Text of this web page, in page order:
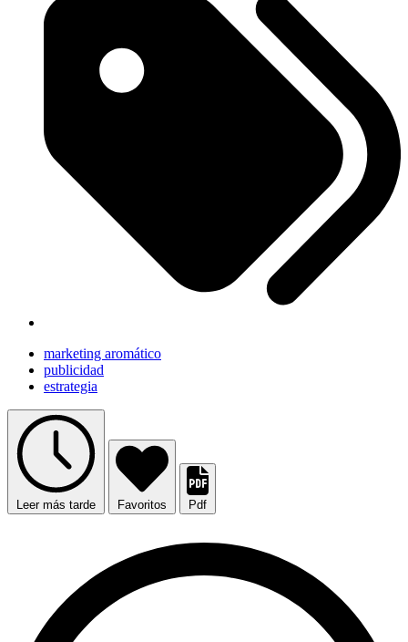
marketing aromático
publicidad
estrategia
Leer más tarde Favoritos Pdf